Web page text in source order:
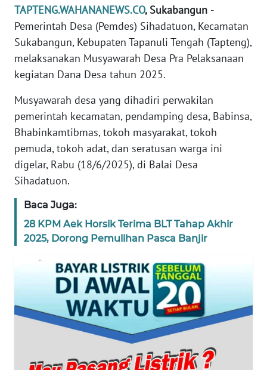
TAPTENG.WAHANANEWS.CO, Sukabangun -
Pemerintah Desa (Pemdes) Sihadatuon, Kecamatan
Sukabangun, Kebupaten Tapanuli Tengah (Tapteng),
melaksanakan Musyawarah Desa Pra Pelaksanaan
kegiatan Dana Desa tahun 2025.
Musyawarah desa yang dihadiri perwakilan
pemerintah kecamatan, pendamping desa, Babinsa,
Bhabinkamtibmas, tokoh masyarakat, tokoh
pemuda, tokoh adat, dan seratusan warga ini
digelar, Rabu (18/6/2025), di Balai Desa
Sihadatuon.
Baca Juga:
28 KPM Aek Horsik Terima BLT Tahap Akhir
2025, Dorong Pemulihan Pasca Banjir
MEDIA
SIBER
REDAKSI
DISCLAIMER
Wahana
News
Regional
WN
SUMUT
JAKARTA
JABAR